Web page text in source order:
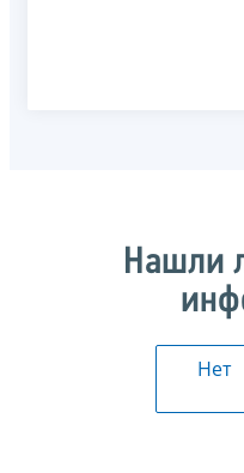
Нашли
Нет